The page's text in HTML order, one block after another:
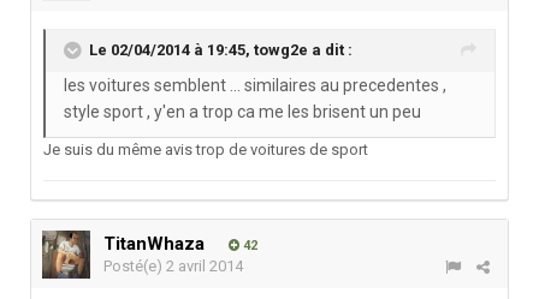
Le 02/04/2014 à 19:45, towg2e a dit :
les voitures semblent ... similaires au precedentes ,
style sport , y'en a trop ca me les brisent un peu
Je suis du même avis trop de voitures de sport
TitanWhaza 42
Posté(e) 2 avril 2014